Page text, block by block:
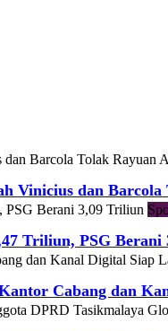
Vinicius dan
Triliun, PSG
Cabang dan